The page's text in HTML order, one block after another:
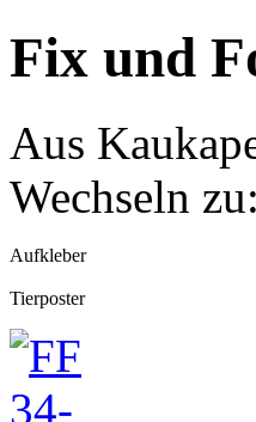
Fix und
Aus
Wechseln zu:
Aufkleber
Tierposter